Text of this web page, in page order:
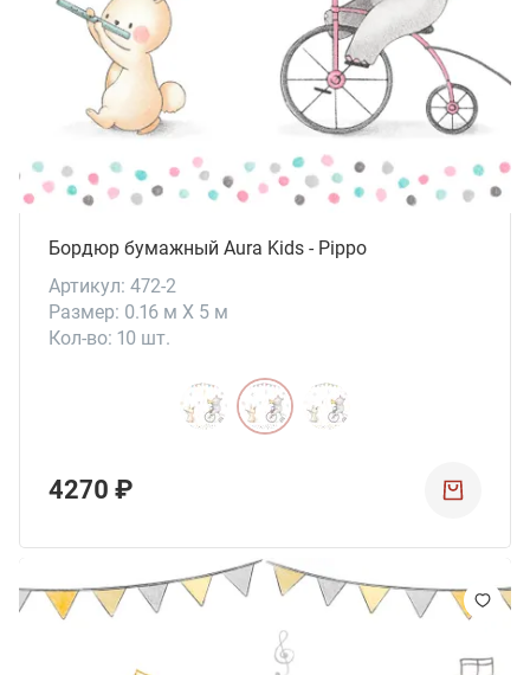
Бордюр бумажный Aura Kids - Pippo
Артикул: 472-2
Размер: 0.16 м X 5 м
Кол-во: 10 шт.
4270 ₽